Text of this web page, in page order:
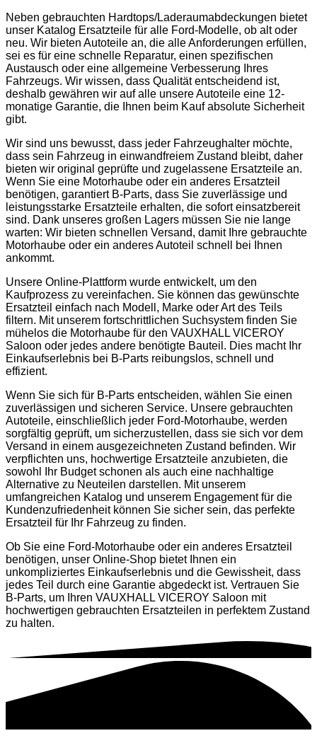
Neben gebrauchten Hardtops/Laderaumabdeckungen bietet
unser Katalog Ersatzteile für alle Ford-Modelle, ob alt oder
neu. Wir bieten Autoteile an, die alle Anforderungen erfüllen,
sei es für eine schnelle Reparatur, einen spezifischen
Austausch oder eine allgemeine Verbesserung Ihres
Fahrzeugs. Wir wissen, dass Qualität entscheidend ist,
deshalb gewähren wir auf alle unsere Autoteile eine 12-
monatige Garantie, die Ihnen beim Kauf absolute Sicherheit
gibt.
Wir sind uns bewusst, dass jeder Fahrzeughalter möchte,
dass sein Fahrzeug in einwandfreiem Zustand bleibt, daher
bieten wir original geprüfte und zugelassene Ersatzteile an.
Wenn Sie eine Motorhaube oder ein anderes Ersatzteil
benötigen, garantiert B-Parts, dass Sie zuverlässige und
leistungsstarke Ersatzteile erhalten, die sofort einsatzbereit
sind. Dank unseres großen Lagers müssen Sie nie lange
warten: Wir bieten schnellen Versand, damit Ihre gebrauchte
Motorhaube oder ein anderes Autoteil schnell bei Ihnen
ankommt.
Unsere Online-Plattform wurde entwickelt, um den
Kaufprozess zu vereinfachen. Sie können das gewünschte
Ersatzteil einfach nach Modell, Marke oder Art des Teils
filtern. Mit unserem fortschrittlichen Suchsystem finden Sie
mühelos die Motorhaube für den VAUXHALL VICEROY
Saloon oder jedes andere benötigte Bauteil. Dies macht Ihr
Einkaufserlebnis bei B-Parts reibungslos, schnell und
effizient.
Wenn Sie sich für B-Parts entscheiden, wählen Sie einen
zuverlässigen und sicheren Service. Unsere gebrauchten
Autoteile, einschließlich jeder Ford-Motorhaube, werden
sorgfältig geprüft, um sicherzustellen, dass sie sich vor dem
Versand in einem ausgezeichneten Zustand befinden. Wir
verpflichten uns, hochwertige Ersatzteile anzubieten, die
sowohl Ihr Budget schonen als auch eine nachhaltige
Alternative zu Neuteilen darstellen. Mit unserem
umfangreichen Katalog und unserem Engagement für die
Kundenzufriedenheit können Sie sicher sein, das perfekte
Ersatzteil für Ihr Fahrzeug zu finden.
Ob Sie eine Ford-Motorhaube oder ein anderes Ersatzteil
benötigen, unser Online-Shop bietet Ihnen ein
unkompliziertes Einkaufserlebnis und die Gewissheit, dass
jedes Teil durch eine Garantie abgedeckt ist. Vertrauen Sie
B-Parts, um Ihren VAUXHALL VICEROY Saloon mit
hochwertigen gebrauchten Ersatzteilen in perfektem Zustand
zu halten.